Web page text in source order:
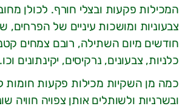
המכילות פקעות ובצלי חורף. לכולן
צבעוניות ומושכות עיניים של
חודשים מיום השתילה, רובם צמחים
כלניות, צבעונים, נרקיסים, יקינתונים וכו.
כמה מן השקיות מכילות פקעות חומות
ובשרניות ולשותלים אותן צפויה חוויה